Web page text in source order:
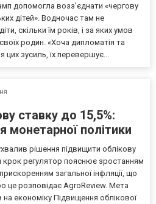
допомогла возз’єднати «чергову
дітей». Водночас там не
скільки їм років, і за яких умов
родин. «Хоча дипломатія та
зусиль, їх перевершує...
ставку до 15,5%:
монетарної політики
рішення підвищити облікову
крок регулятор пояснює зростанням
загальної інфляції, що
це розповідає AgroReview. Мета
економіку Підвищення облікової